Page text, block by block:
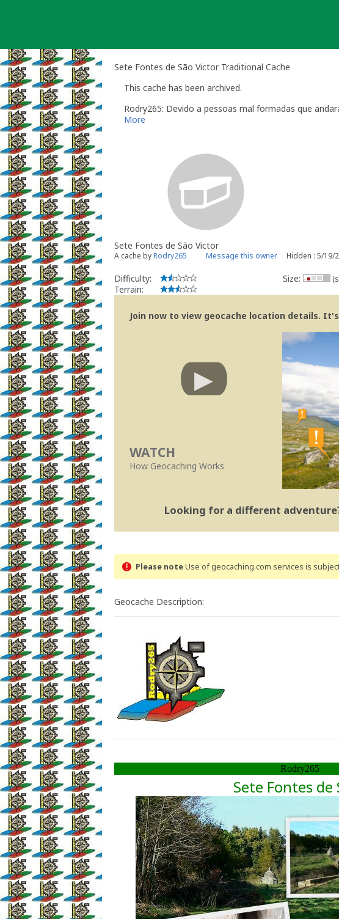
Sete Fontes de São Victor Traditional Cache
This cache has been archived.
Rodry265: Devido a pessoas mal formadas que
More
Sete Fontes de São Victor
A cache byRodry265 Message this owner Hidden : 5/19/
Difficulty:
Terrain:
Size:
Join now to view geocache location details.
WATCH
How Geocaching Works
Looking for a different
Please noteUse of geocaching.com services is
Geocache Description:
Sete Fontes de